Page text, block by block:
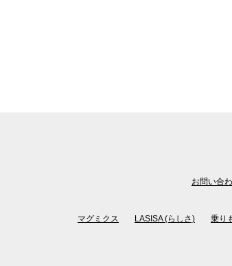
お問い合
マグミクス LASISA (らしさ) 乗り